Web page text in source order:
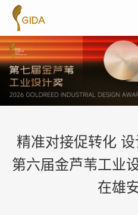
精准对接促转化
第六届金芦苇工业
在雄